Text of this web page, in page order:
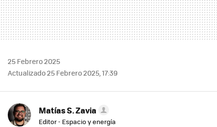
25 Febrero 2025
Actualizado 25 Febrero 2025, 17:39
Matías S. Zavia
Editor - Espacio y energía